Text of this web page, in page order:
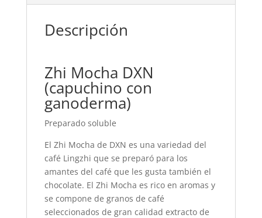
Descripción
Zhi Mocha DXN
(capuchino con
ganoderma)
Preparado soluble
El Zhi Mocha de DXN es una variedad del
café Lingzhi que se preparó para los
amantes del café que les gusta también el
chocolate. El Zhi Mocha es rico en aromas y
se compone de granos de café
seleccionados de gran calidad extracto de